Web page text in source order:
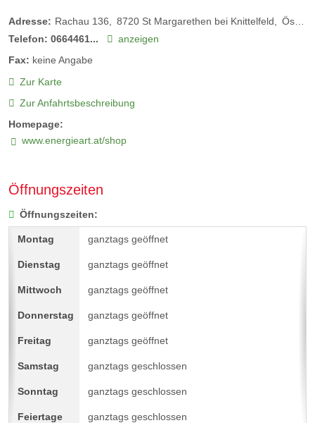
Adresse: Rachau 136 8720 St Margarethen bei Knittelfeld
Österreich
Telefon: 0664461...
anzeigen
Fax: keine Angabe
Zur Karte
Zur Anfahrtsbeschreibung
Homepage:
www.energieart.at/shop
Öffnungszeiten
Öffnungszeiten:
ganztags geöffnet
ganztags geöffnet
ganztags geöffnet
ganztags geöffnet
ganztags geöffnet
ganztags geschlossen
ganztags geschlossen
ganztags geschlossen